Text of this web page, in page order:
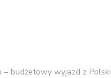
– budżetowy wyjazd z Polski